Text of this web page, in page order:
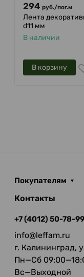
294 руб./пог.м
Лента
d11 мм
В наличии
В корзину
Покупателям
Контакты
+7 (4012) 50-78-99
info@leffam.ru
г. Калининград,
Пн—Сб
Вс—Выходной